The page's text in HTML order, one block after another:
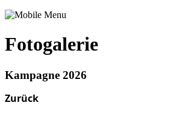
Fotogalerie
Kampagne 2026
Zurück